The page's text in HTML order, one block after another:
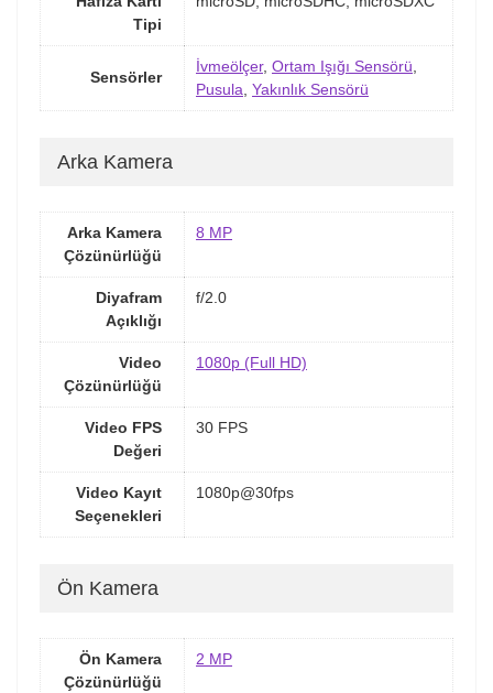
Tipi
Sensörler
İvmeölçer, Ortam Işığı Sensörü,
Pusula, Yakınlık Sensörü
Arka Kamera
Arka Kamera
Çözünürlüğü
8 MP
Diyafram
Açıklığı
f/2.0
Video
Çözünürlüğü
1080p (Full HD)
Video FPS
Değeri
30 FPS
Video Kayıt
Seçenekleri
1080p@30fps
Ön Kamera
Ön Kamera
Çözünürlüğü
2 MP